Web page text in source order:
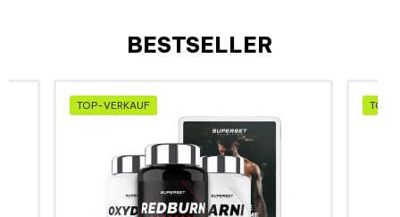
BESTSELLER
TOP-VERKAUF TOP-